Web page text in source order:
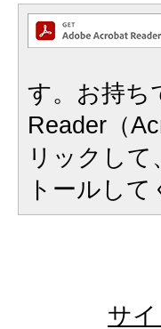
す。お持ち
Reader（
リックし
トールして
サ